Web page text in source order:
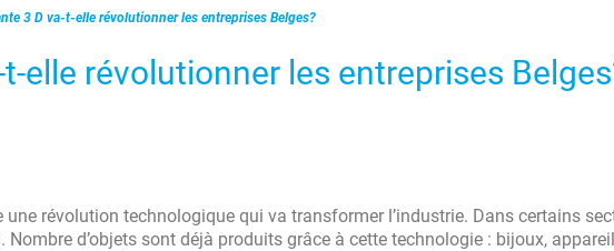
3 D va-t-elle révolutionner les entreprises Belges?
t-elle révolutionner les entreprises
révolution technologique qui va transformer l’industrie. Dans certains
Nombre d’objets sont déjà produits grâce à cette technologie : bijoux,